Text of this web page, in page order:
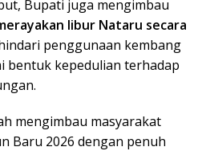
Bupati juga mengimbau
libur Nataru secara
penggunaan kembang
bentuk kepedulian terhadap
mengimbau masyarakat
Baru 2026 dengan penuh